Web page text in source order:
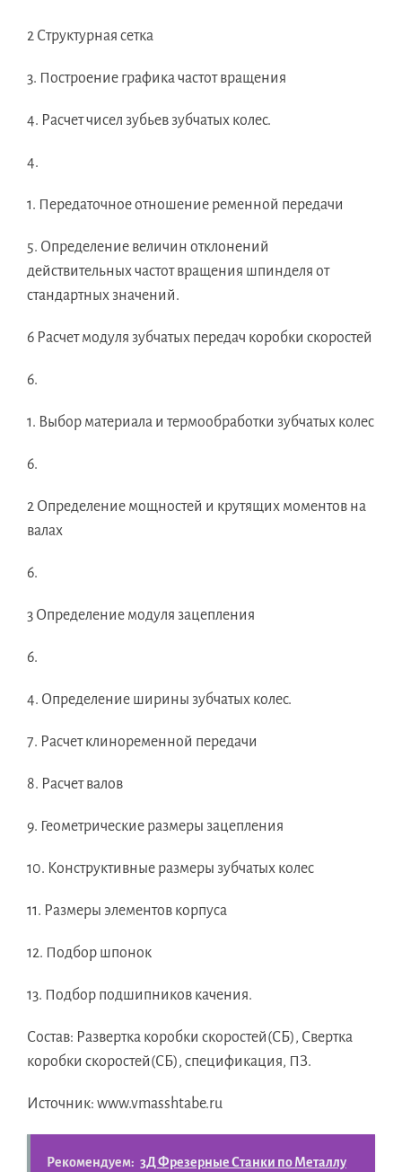
2 Структурная сетка
3. Построение графика частот вращения
4. Расчет чисел зубьев зубчатых колес.
4.
1. Передаточное отношение ременной передачи
5. Определение величин отклонений
действительных частот вращения шпинделя от
стандартных значений.
6 Расчет модуля зубчатых передач коробки скоростей
6.
1. Выбор материала и термообработки зубчатых колес
6.
2 Определение мощностей и крутящих моментов на
валах
6.
3 Определение модуля зацепления
6.
4. Определение ширины зубчатых колес.
7. Расчет клиноременной передачи
8. Расчет валов
9. Геометрические размеры зацепления
10. Конструктивные размеры зубчатых колес
11. Размеры элементов корпуса
12. Подбор шпонок
13. Подбор подшипников качения.
Состав: Развертка коробки скоростей(СБ), Свертка
коробки скоростей(СБ), спецификация, ПЗ.
Источник: www.vmasshtabe.ru
Рекомендуем: 3Д Фрезерные Станки по Металлу